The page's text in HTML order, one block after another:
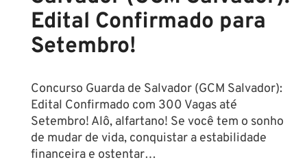
Edital Confirmado para
Setembro!
Concurso Guarda de Salvador (GCM Salvador):
Edital Confirmado com 300 Vagas até
Setembro! Alô, alfartano! Se você tem o sonho
de mudar de vida, conquistar a estabilidade
financeira e ostentar…